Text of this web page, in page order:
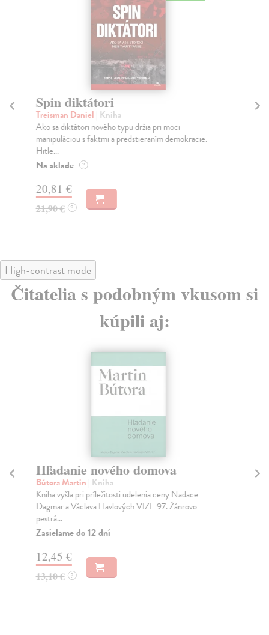
Spin diktátori
Treisman Daniel | Kniha
Ako sa diktátori nového typu držia pri moci
manipuláciou s faktmi a predstieraním demokracie.
Hitle...
Na sklade ?
20,81 €
21,90 € ?
High-contrast mode
Čitatelia s podobným vkusom si
kúpili aj:
Hľadanie nového domova
Bútora Martin | Kniha
Kniha vyšla pri príležitosti udelenia ceny Nadace
Dagmar a Václava Havlových VIZE 97. Žánrovo
pestrá...
Zasielame do 12 dní
12,45 €
13,10 € ?